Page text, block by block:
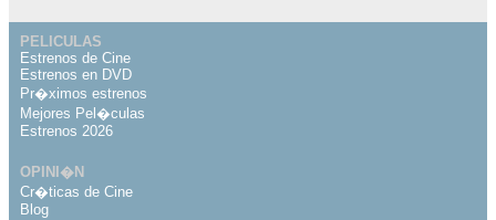
PELICULAS
Estrenos de Cine
Estrenos en DVD
Pr�ximos estrenos
Mejores Pel�culas
Estrenos 2026
OPINI�N
Cr�ticas de Cine
Blog